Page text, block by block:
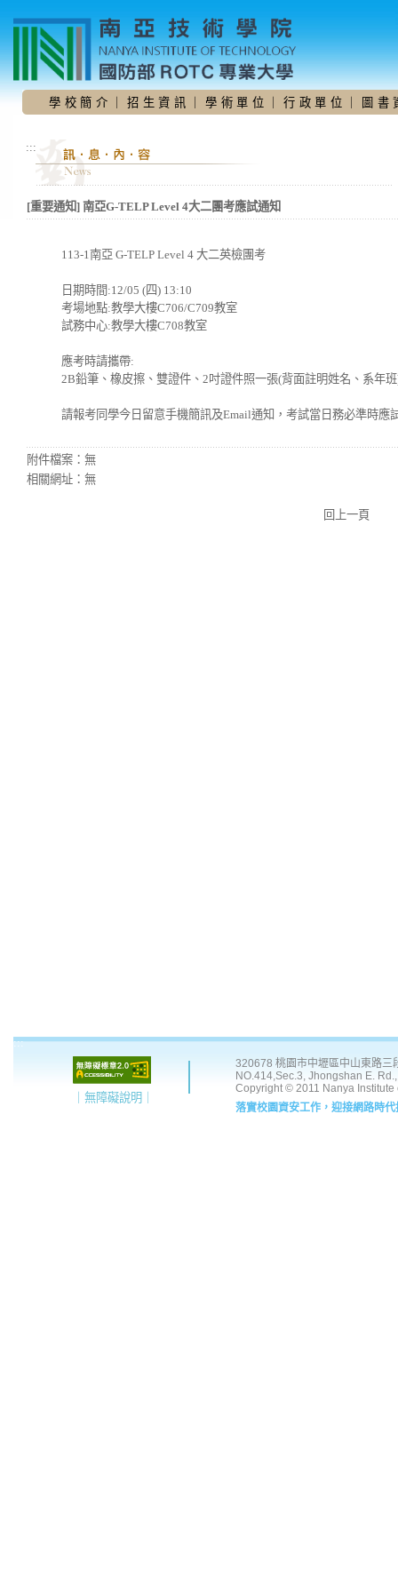
要
內
學 校 簡 介 招 生 資 訊 學 術 單 位 ｜行 政 單 位 圖 書
:::
[重要通知] 南亞G-TELP Level 4大二團考應試通知
113-1南亞 G-TELP Level 4 大二英檢團考
日期時間:12/05 (四) 13:10
考場地點:教學大樓C706/C709教室
試務中心:教學大樓C708教室
應考時請攜帶:
2B鉛筆、橡皮擦、雙證件、2吋證件照一張(背面註明姓名、系年
請報考同學今日留意手機簡訊及Email通知，考試當日務必準時應
附件檔案： 無
相關網址： 無
回上一頁
:::
｜無障礙說明｜
320678 桃園市中壢區中山東路
NO.414,Sec.3, Jhongshan E.
Copyright © 2011 Nanya Institute
落實校園資安工作，迎接網路